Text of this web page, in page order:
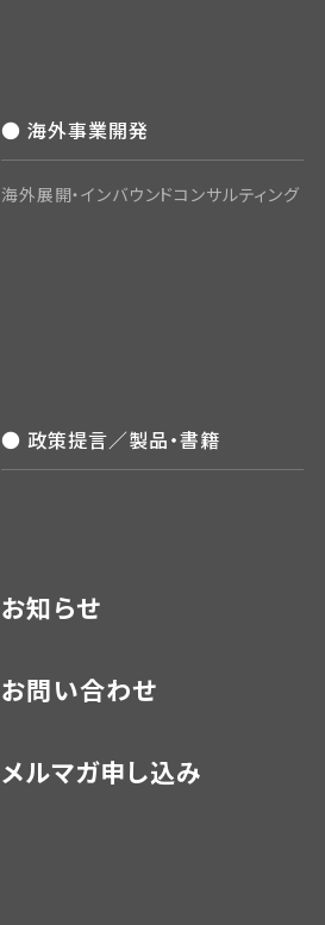
● 海外事業開発
海外展開・インバウンドコンサルティング
● 政策提言／製品・書籍
お知らせ
お問い合わせ
メルマガ申し込み